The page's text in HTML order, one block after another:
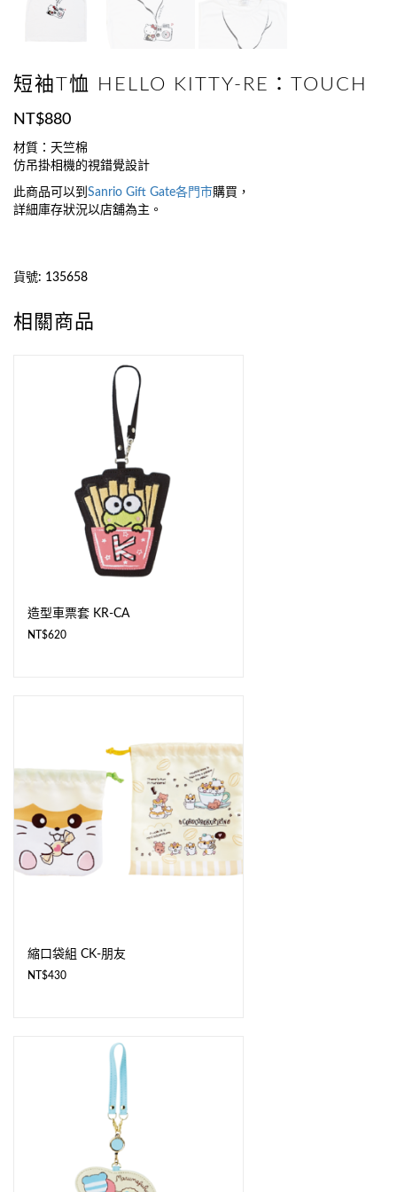
短袖T恤 HELLO KITTY-RE：TOUCH
NT$880
材質：天竺棉
仿吊掛相機的視錯覺設計
此商品可以到 Sanrio Gift Gate各門市 購買，
詳細庫存狀況以店舖為主。
貨號: 135658
相關商品
造型車票套 KR-CA
NT$620
縮口袋組 CK-朋友
NT$430